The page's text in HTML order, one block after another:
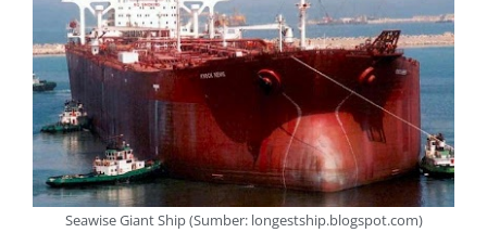
Seawise Giant Ship (Sumber: longestship.blogspot.com)